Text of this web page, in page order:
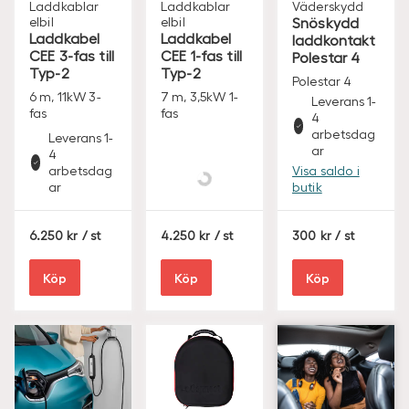
Laddkablar
elbil
Laddkabel
CEE 3-fas till
Typ-2
6 m, 11kW 3-
fas
Leverans 1-
4
arbetsdag
ar
6.250 S / st
Köp
Laddkablar
elbil
Laddkabel
CEE 1-fas till
Typ-2
7 m, 3,5kW 1-
fas
arbetsdag
4.250 S / st
Köp
Väderskydd
Snöskydd
laddkontakt
Polestar 4
Polestar 4
Leverans 1-
4
arbetsdag
ar
Visa saldo i
butik
300 S / st
Köp